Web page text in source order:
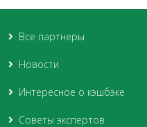
Все партнеры
Новости
Интересное о кэшбэке
Советы экспертов